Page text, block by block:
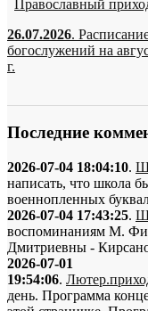
Православный
26.07.2026.
богослужений на
г.
Последние
2026-07-04 18:04:10.
написать, что школа
военнопленных
2026-07-04 17:43:25.
воспоминаниям М.
Дмитриевны -
2026-07-01
19:54:06.
день. Программа